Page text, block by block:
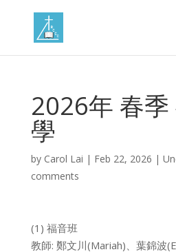
2026年 春季
學
by Carol Lai | Feb 22, 2026 |
comments
(1) 福音班
教師: 鄭文川(Mariah)、葉錦波